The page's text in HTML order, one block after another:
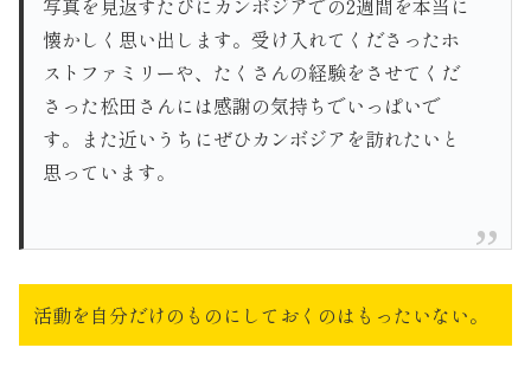
懐かしく思い出します。受け入れてくださったホ
ストファミリーや、たくさんの経験をさせてくだ
さった松田さんには感謝の気持ちでいっぱいで
す。また近いうちにぜひカンボジアを訪れたいと
思っています。
活動を自分だけのものにしておくのはもったいない。